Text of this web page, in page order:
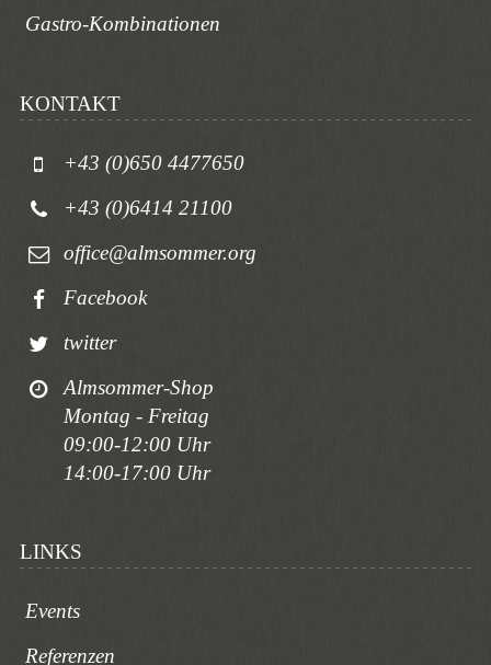
Gastro-Kombinationen
KONTAKT
+43 (0)650 4477650
+43 (0)6414 21100
office@almsommer.org
Facebook
twitter
Almsommer-Shop
Montag - Freitag
09:00-12:00 Uhr
14:00-17:00 Uhr
LINKS
Events
Referenzen